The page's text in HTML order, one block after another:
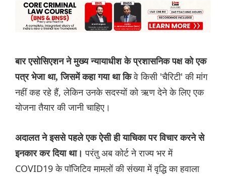
बार एसोसिएशन ने मुख्य न्यायाधीश के प्रशासनिक पक्ष को एक
पत्र भेजा था, जिसमें कहा गया था किवे किसी 'चैरिटी' की मांग
नहीं कह रहे हैं, लेकिन उनके सदस्यों को ऋण देने के लिए एक
योजना तैयार की जानी चाहिए।
अदालत ने इससे पहले एक ऐसी ही याचिका पर विचार करने से
इनकार कर दिया था। परंतु अब कोर्ट ने राज्य भर में
COVID19 के पाॅजिटिव मामलों की संख्या में वृद्धि का हवाला